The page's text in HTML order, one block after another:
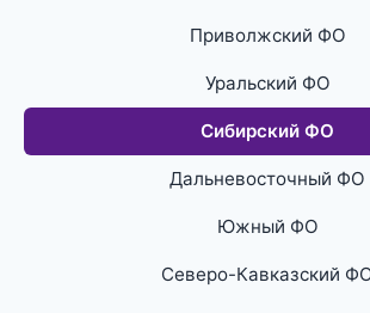
Приволжский ФО
Уральский ФО
Сибирский ФО
Дальневосточный ФО
Южный ФО
Северо-Кавказский